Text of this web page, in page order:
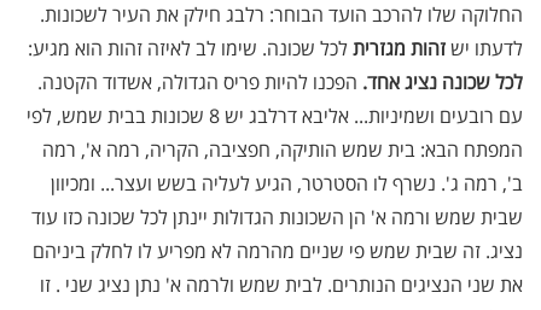
החלוקה שלו להרכב הועד הבוחר: רלבג חילק את העיר לשכונות.
לדעתו ישזהות מגזריתלכל שכונה. שימו לב לאיזה זהות הוא מגיע:
לכל שכונה נציג אחד. הפכנו להיות פריס הגדולה, אשדוד הקטנה.
עם רובעים ושמיניות... אליבא דרלבג יש 8 שכונות בבית שמש, לפי
המפתח הבא: בית שמש הותיקה, חפציבה, הקריה, רמה א', רמה
ב', רמה ג'. נשרף לו הסטרטר, הגיע לעליה בשש ועצר... ומכיוון
שבית שמש ורמה א' הן השכונות הגדולות יינתן לכל שכונה כזו עוד
נציג. זה שבית שמש פי שניים מהרמה לא מפריע לו לחלק ביניהם
את שני הנציגים הנותרים. לבית שמש ולרמה א' נתן נציג שני . זו